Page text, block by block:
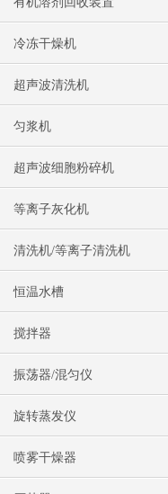
冷冻干燥机
超声波清洗机
匀浆机
超声波细胞粉碎机
等离子灰化机
清洗机/等离子清洗机
恒温水槽
搅拌器
振荡器/混匀仪
旋转蒸发仪
喷雾干燥器